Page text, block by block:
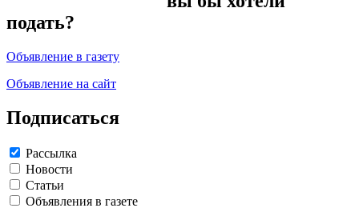
подать?
Объявление в газету
Объявление на сайт
Подписаться
Рассылка
Новости
Статьи
Объявления в газете